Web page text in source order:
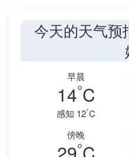
今天的天气预
早晨
14°C
感知 12°C
傍晚
°